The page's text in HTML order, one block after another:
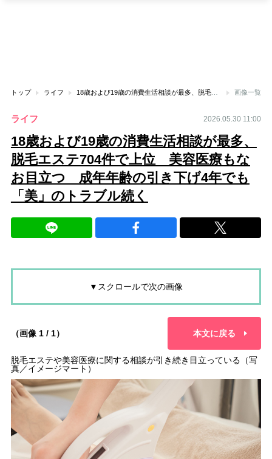
トップ ライフ 18歳および19歳の消費生活相談が最多、脱毛エステ704件で上位 美容医療もなお目立つ 成年年齢の引き下げ4年でも「美」のトラブル続く 画像一覧
ライフ 2026.05.30 11:00
18歳および19歳の消費生活相談が最多、
脱毛エステ704件で上位 美容医療もな
お目立つ 成年年齢の引き下げ4年でも
「美」のトラブル続く
▼スクロールで次の画像
（画像 1 / 1） 本文に戻る
脱毛エステや美容医療に関する相談が引き続き目立っている（写
真／イメージマート）